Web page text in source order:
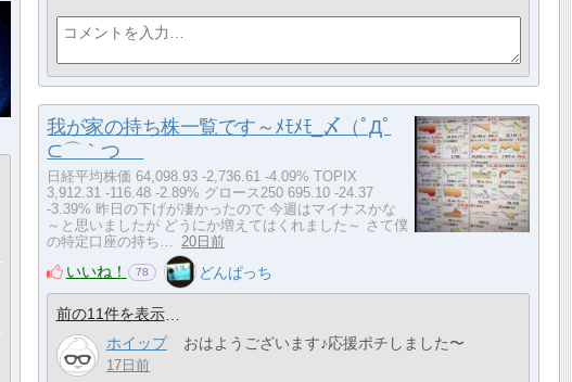
我が家の持ち株一覧です～ﾒﾓﾒﾓ_〆（ﾟДﾟ
⊂⌒｀つ
日経平均株価 64,098.93 -2,736.61 -4.09% TOPIX
3,912.31 -116.48 -2.89% グロース250 695.10 -24.37
-3.39% 昨日の下げが凄かったので 今週はマイナスかな
～と思いましたが どうにか増えてはくれました～ さて僕
の特定口座の持ち… 20日前
いいね！ 78 どんぱっち
前の11件を表示
ホイップ
おはようございます♪応援ポチしました〜
17日前